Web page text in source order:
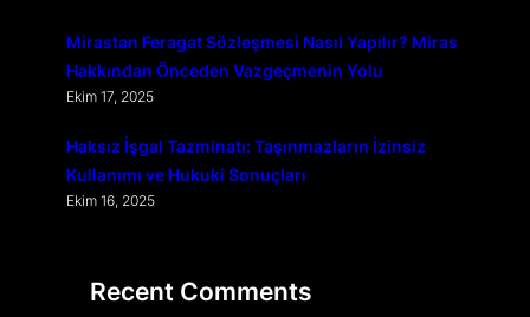
Mirastan Feragat Sözleşmesi Nasıl Yapılır? Miras
Hakkından Önceden Vazgeçmenin Yolu
Ekim 17, 2025
Haksız İşgal Tazminatı: Taşınmazların İzinsiz
Kullanımı ve Hukuki Sonuçları
Ekim 16, 2025
Recent Comments